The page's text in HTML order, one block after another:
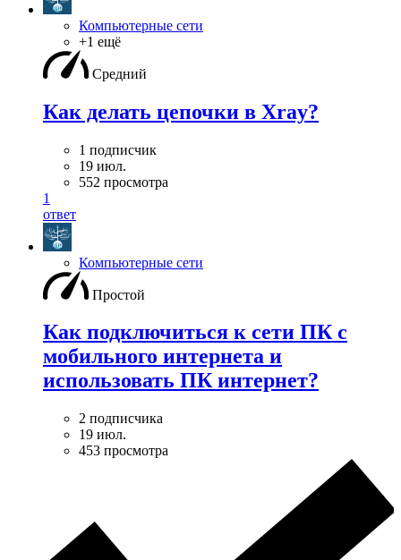
Компьютерные сети
+1 ещё
Средний
Как делать цепочки в Xray?
1 подписчик
19 июл.
552 просмотра
1
ответ
Компьютерные сети
Простой
Как подключиться к сети ПК с
мобильного интернета и
использовать ПК интернет?
2 подписчика
19 июл.
453 просмотра